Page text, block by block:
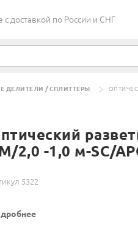
доставкой по России и СНГ
ДЕЛИТЕЛИ / СПЛИТТЕРЫ
2,0 -1,0 м-SC/
5322